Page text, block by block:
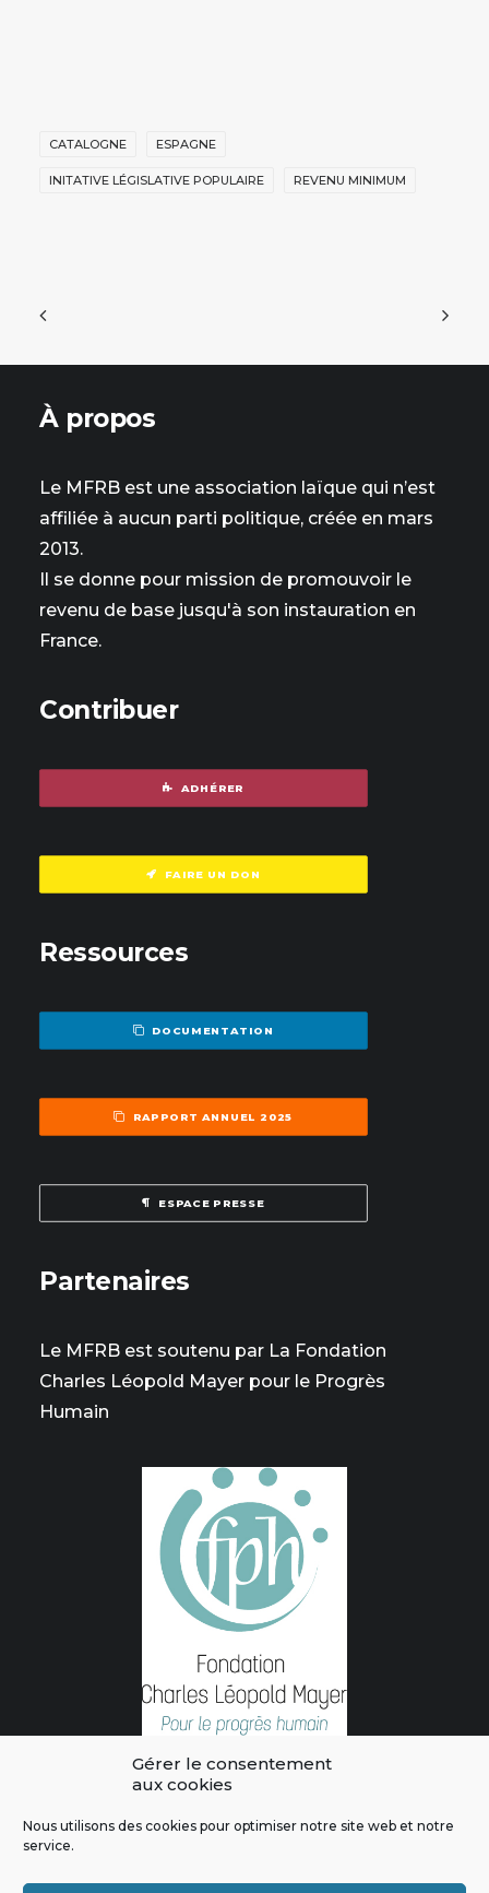
Gérer le consentement
aux cookies
Nous utilisons des cookies pour optimiser notre site web et notre
service.
CATALOGNE ESPAGNE
INITATIVE LÉGISLATIVE POPULAIRE REVENU MINIMUM
À propos
Le MFRB est une association laïque qui n’est
affiliée à aucun parti politique, créée en mars
2013.
Il se donne pour mission de promouvoir le
revenu de base jusqu'à son instauration en
France.
Contribuer
ADHÉRER
FAIRE UN DON
Ressources
DOCUMENTATION
RAPPORT ANNUEL 2025
ESPACE PRESSE
Partenaires
Le MFRB est soutenu par La Fondation
Charles Léopold Mayer pour le Progrès
Humain
L'intégralité des contenus de ce site sont publiés sous licence